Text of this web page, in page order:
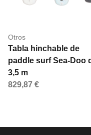
Otros
Tabla hinchable de
paddle surf Sea-Doo
3,5 m
829,87 €